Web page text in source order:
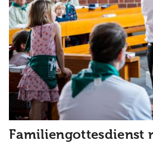
Familiengottesdienst